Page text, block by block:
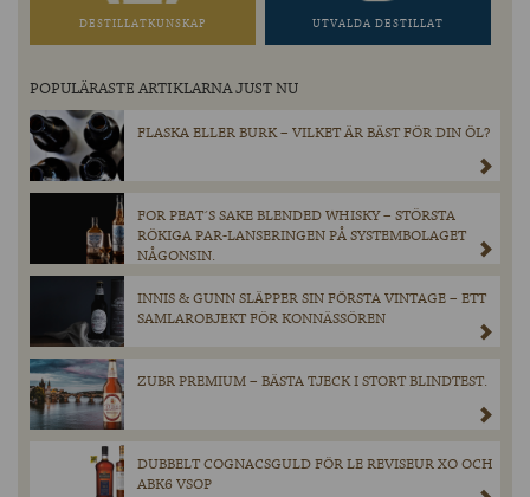
DESTILLATKUNSKAP UTVALDA DESTILLAT
POPULÄRASTE ARTIKLARNA JUST NU
FLASKA ELLER BURK – VILKET ÄR BÄST FÖR DIN ÖL?
FOR PEAT´S SAKE BLENDED WHISKY – STÖRSTA
RÖKIGA PAR-LANSERINGEN PÅ SYSTEMBOLAGET
NÅGONSIN.
INNIS & GUNN SLÄPPER SIN FÖRSTA VINTAGE – ETT
SAMLAROBJEKT FÖR KONNÄSSÖREN
ZUBR PREMIUM – BÄSTA TJECK I STORT BLINDTEST.
DUBBELT COGNACSGULD FÖR LE REVISEUR XO OCH
ABK6 VSOP